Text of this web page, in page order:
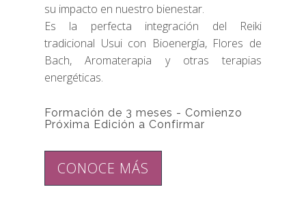
su impacto en nuestro bienestar.
Es la perfecta integración del Reiki
tradicional Usui con Bioenergía, Flores de
Bach, Aromaterapia y otras terapias
energéticas.
Formación de 3 meses - Comienzo
Próxima Edición a Confirmar
CONOCE MÁS